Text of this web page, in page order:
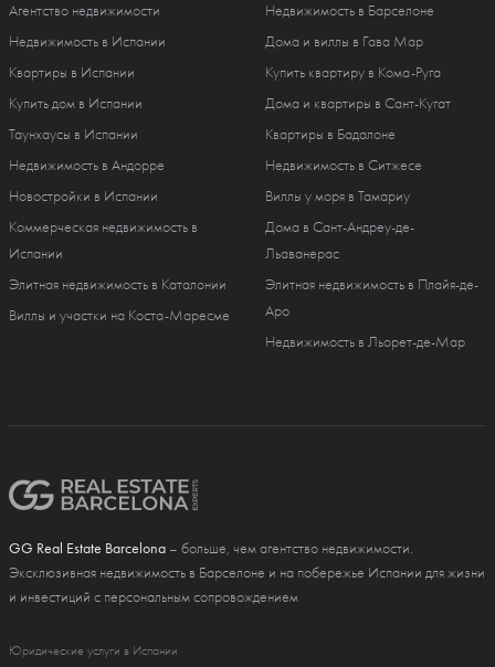
Агентство недвижимости
Недвижимость в Испании
Квартиры в Испании
Купить дом в Испании
Таунхаусы в Испании
Недвижимость в Андорре
Новостройки в Испании
Коммерческая недвижимость в
Испании
Элитная недвижимость в Каталонии
Виллы и участки на Коста-Маресме
Недвижимость в Барселоне
Дома и виллы в Гава Мар
Купить квартиру в Кома-Руга
Дома и квартиры в Сант-Кугат
Квартиры в Бадалоне
Недвижимость в Ситжесе
Виллы у моря в Тамариу
Дома в Сант-Андреу-де-
Льаванерас
Элитная недвижимость в Плайя-де-
Аро
Недвижимость в Льорет-де-Мар
GG Real Estate Barcelona – больше, чем агентство недвижимости.
Эксклюзивная недвижимость в Барселоне и на побережье Испании для жизни
и инвестиций с персональным сопровождением
Юридические услуги в Испании